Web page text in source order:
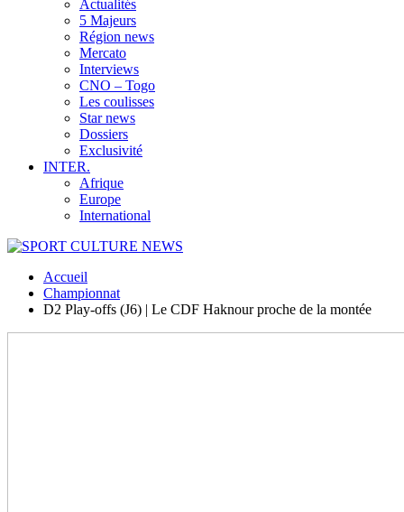
Actualités
5 Majeurs
Région news
Mercato
Interviews
CNO – Togo
Les coulisses
Star news
Dossiers
Exclusivité
INTER.
Afrique
Europe
International
Accueil
Championnat
D2 Play-offs (J6) | Le CDF Haknour proche de la montée